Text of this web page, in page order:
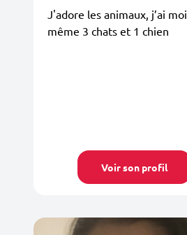
J'adore les animaux, j’ai moi
même 3 chats et 1 chien
Voir son profil